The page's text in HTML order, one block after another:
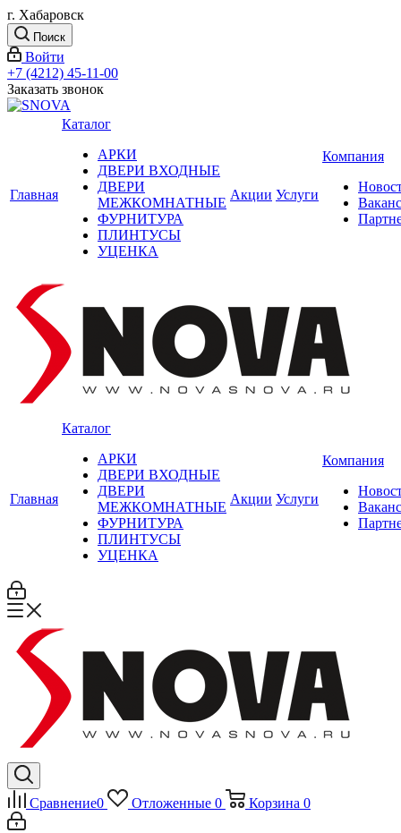
г. Хабаровск
Поиск
Войти
+7 (4212) 45-11-00
Заказать звонок
Главная
Каталог
АРКИ
ДВЕРИ ВХОДНЫЕ
ДВЕРИ
МЕЖКОМНАТНЫЕ
ФУРНИТУРА
ПЛИНТУСЫ
УЦЕНКА
Акции Услуги
Компания
Главная
Каталог
АРКИ
ДВЕРИ ВХОДНЫЕ
ДВЕРИ
МЕЖКОМНАТНЫЕ
ФУРНИТУРА
ПЛИНТУСЫ
УЦЕНКА
Акции Услуги
Компания
Сравнение0 Отложенные 0 Корзина 0